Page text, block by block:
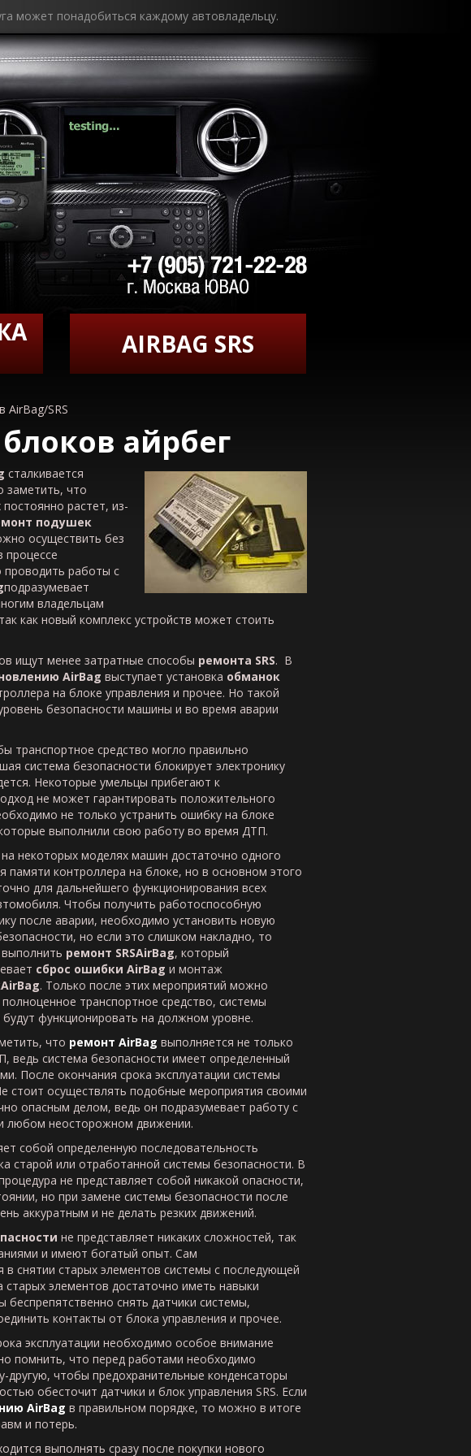
может понадобиться каждому автовладельцу.
AIRBAG SRS
AirBag/SRS
айрбег
сталкивается
заметить, что
растет, из-
подушек
осуществить без
процессе
проводить работы с
подразумевает
владельцам
как новый комплекс устройств может стоить
ищут менее затратные способы ремонта SRS. В
AirBag выступает установка обманок
на блоке управления и прочее. Но такой
безопасности машины и во время аварии
транспортное средство могло правильно
система безопасности блокирует электронику
Некоторые умельцы прибегают к
не может гарантировать положительного
не только устранить ошибку на блоке
выполнили свою работу во время ДТП.
некоторых моделях машин достаточно одного
памяти контроллера на блоке, но в основном этого
для дальнейшего функционирования всех
Чтобы получить работоспособную
после аварии, необходимо установить новую
но если это слишком накладно, то
ремонт SRSAirBag, который
сброс ошибки AirBag и монтаж
AirBag. Только после этих мероприятий можно
транспортное средство, системы
функционировать на должном уровне.
что ремонт AirBag выполняется не только
ведь система безопасности имеет определенный
После окончания срока эксплуатации системы
стоит осуществлять подобные мероприятия своими
опасным делом, ведь он подразумевает работу с
любом неосторожном движении.
собой определенную последовательность
старой или отработанной системы безопасности. В
не представляет собой никакой опасности,
но при замене системы безопасности после
аккуратным и не делать резких движений.
не представляет никаких сложностей, так
и имеют богатый опыт. Сам
в снятии старых элементов системы с последующей
элементов достаточно иметь навыки
снять датчики системы,
контакты от блока управления и прочее.
эксплуатации необходимо особое внимание
помнить, что перед работами необходимо
другую, чтобы предохранительные конденсаторы
обесточит датчики и блок управления SRS. Если
AirBag в правильном порядке, то можно в итоге
и потерь.
выполнять сразу после покупки нового